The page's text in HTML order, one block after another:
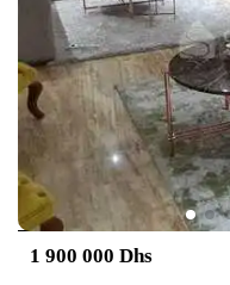
1 900 000 Dhs